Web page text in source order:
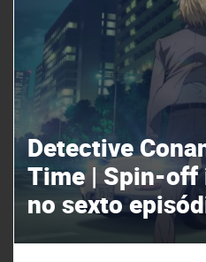
Detective
Time | Spin-
no sexto